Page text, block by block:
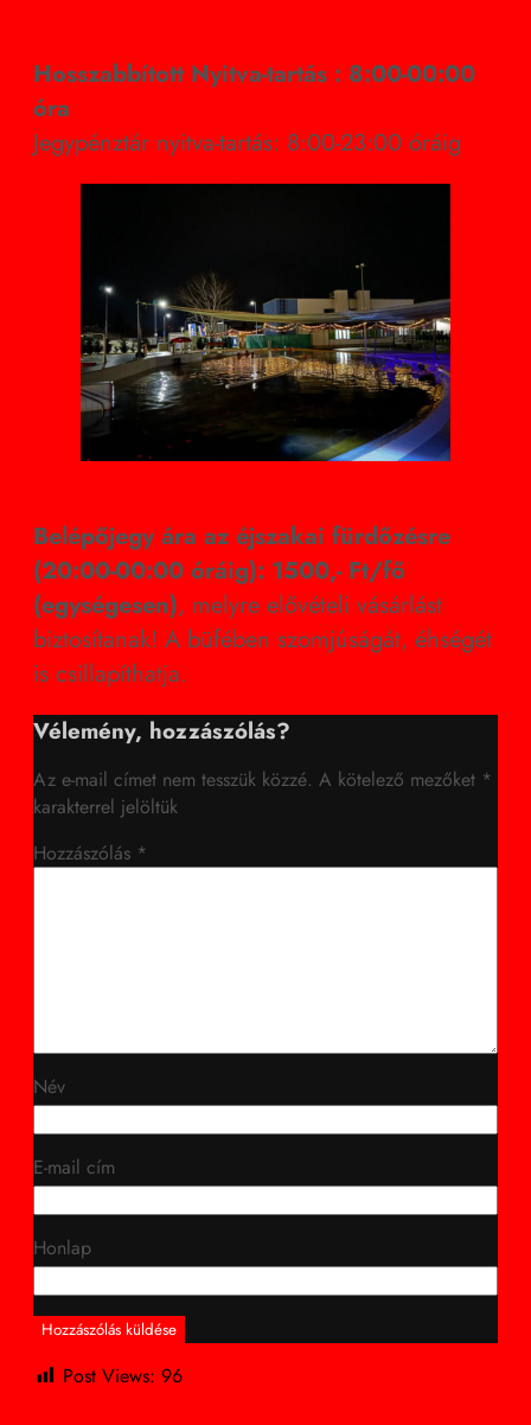
Hosszabbított Nyitva-tartás : 8:00-00:00
óra
Jegypénztár nyitva-tartás: 8:00-23:00 óráig
Belépőjegy ára az éjszakai fürdőzésre
(20:00-00:00 óráig): 1500,- Ft/fő
(egységesen), melyre elővételi vásárlást
biztosítanak! A büfében szomjúságát, éhségét
is csillapíthatja.
Vélemény, hozzászólás?
Az e-mail címet nem tesszük közzé. A kötelező mezőket *
karakterrel jelöltük
Hozzászólás *
Név
E-mail cím
Honlap
Post Views: 96